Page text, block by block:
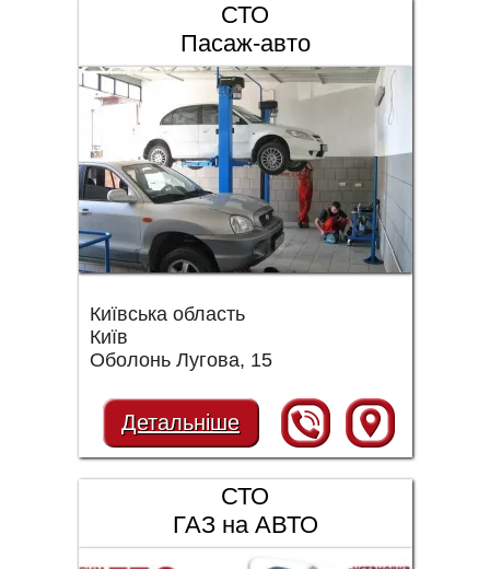
СТО
Пасаж-авто
Київська область
Київ
Оболонь Лугова, 15
Детальніше
СТО
ГАЗ на АВТО